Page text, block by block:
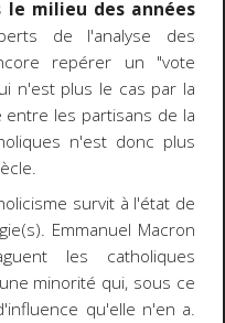
le milieu des années
de l'analyse des
repérer un "vote
n'est plus le cas par la
les partisans de la
n'est donc plus
survit à l'état de
Emmanuel Macron
les catholiques
minorité qui, sous ce
qu'elle n'en a.